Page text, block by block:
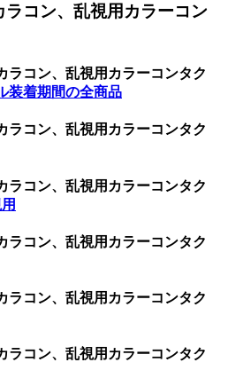
コン、乱視用カラーコン
ラコン、乱視用カラーコンタク
装着期間の全商品
ラコン、乱視用カラーコンタク
ラコン、乱視用カラーコンタク
ラコン、乱視用カラーコンタク
ラコン、乱視用カラーコンタク
ラコン、乱視用カラーコンタク